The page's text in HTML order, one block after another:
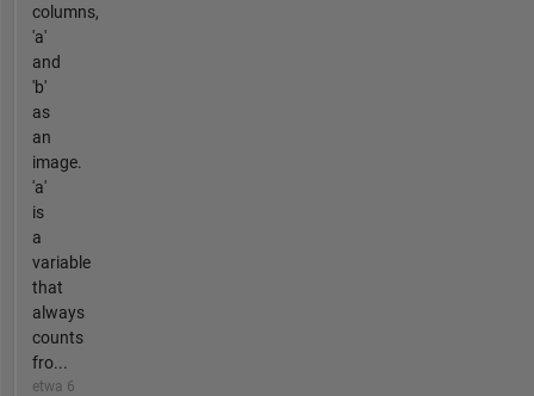
columns,
'a'
and
'b'
as
an
image.
'a'
is
a
variable
that
always
counts
fro...
etwa 6